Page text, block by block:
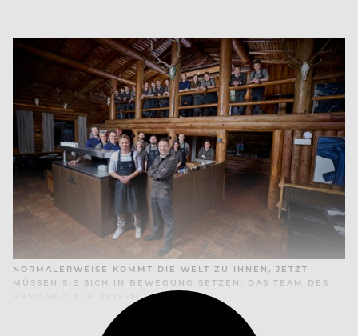
NORMALERWEISE KOMMT DIE WELT ZU IHNEN, JETZT
MÜSSEN SIE SICH IN BEWEGUNG SETZEN: DAS TEAM DES